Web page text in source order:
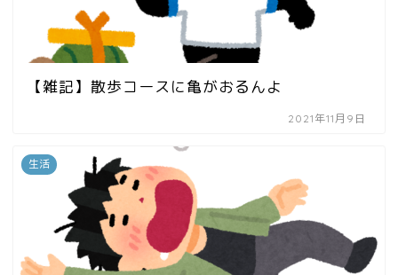
【雑記】散歩コースに亀がおるんよ
2021年11月9日
生活